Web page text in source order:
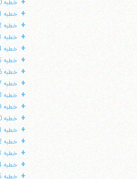
خطبه 50
+ خطبه 51
+ خطبه 52
+ خطبه 53
+ خطبه 54
+ خطبه 55
+ خطبه 56
+ خطبه 57
+ خطبه 58
+ خطبه 59
+ خطبه 60
+ خطبه 61
+ خطبه 62
+ خطبه 63
+ خطبه 64 (درس 93)
+ خطبه 65 (درس 94)